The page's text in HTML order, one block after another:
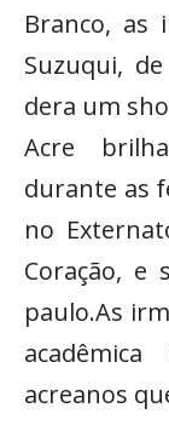
Branco, as
Suzuqui,
dera um
Acre
durante as
no
Coração, e
paulo.As
acreanos